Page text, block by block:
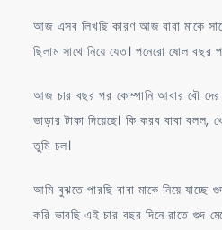
আজ এসব লিখছি কারণ আজ বাবা মাকে
ছিলাম সাথে নিয়ে যেত। পনেরো ষোল বছর
আজ চার বছর পর কোম্পানি আবার বৌ দের
ভাড়ার টাকা দিয়েছে। কি করব বাবা
তুমি চল।
আমি বুঝতে পারছি বাবা মাকে নিয়ে
করি ভাবছি এই চার বছর দিনে রাতে গুদ